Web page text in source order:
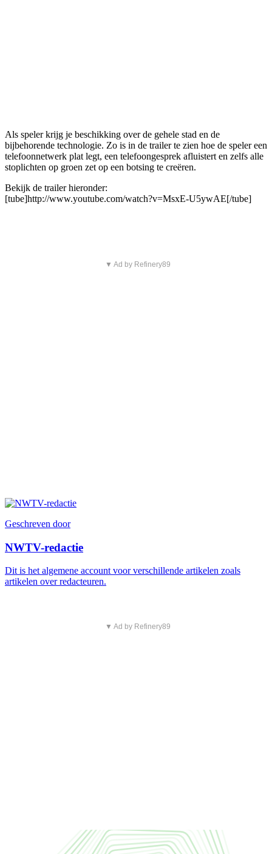
Als speler krijg je beschikking over de gehele stad en de
bijbehorende technologie. Zo is in de trailer te zien hoe de speler een
telefoonnetwerk plat legt, een telefoongesprek afluistert en zelfs alle
stoplichten op groen zet op een botsing te creëren.
Bekijk de trailer hieronder:
[tube]http://www.youtube.com/watch?v=MsxE-U5ywAE[/tube]
▼ Ad by Refinery89
Geschreven door
NWTV-redactie
Dit is het algemene account voor verschillende artikelen zoals
artikelen over redacteuren.
▼ Ad by Refinery89